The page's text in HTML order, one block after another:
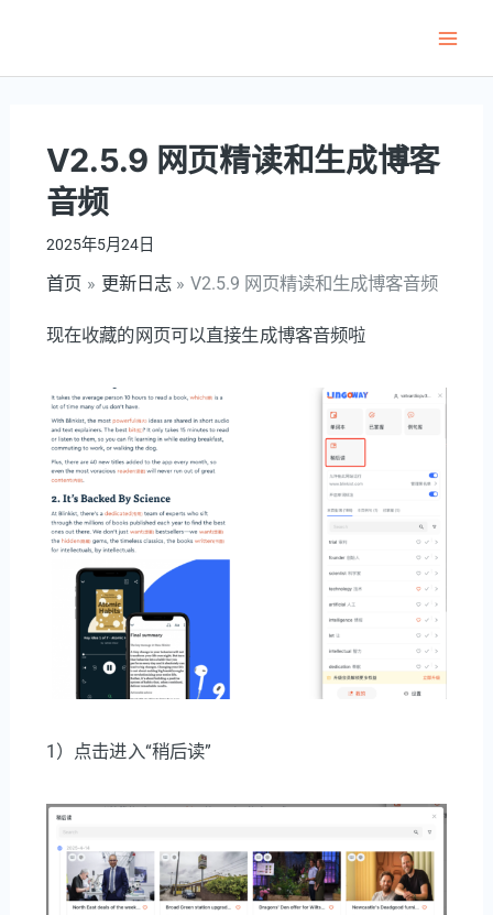
内
V2.5.9 网页精读和生成博客
音频
2025年5月24日
首页 更新日志 V2.5.9 网页精读和生成博客音频
现在收藏的网页可以直接生成博客音频啦
1）点击进入“稍后读”